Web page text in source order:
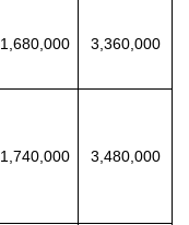
1,680,000 3,360,000
1,740,000 3,480,000